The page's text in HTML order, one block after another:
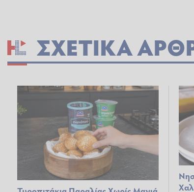
ΣΧΕΤΙΚΆ